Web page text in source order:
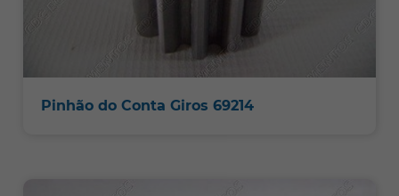
Pinhão do Conta Giros 69214